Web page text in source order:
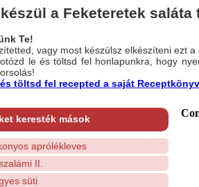
a Feketeretek saláta
Te!
vagy most készülsz elkészíteni ezt a
le és töltsd fel honlapunkra, hogy
töltsd fel recepted a saját
keresték mások
aprólékleves
II.
süti